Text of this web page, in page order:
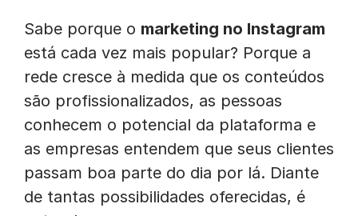
Sabe porque o marketing no Instagram
está cada vez mais popular? Porque a
rede cresce à medida que os conteúdos
são profissionalizados, as pessoas
conhecem o potencial da plataforma e
as empresas entendem que seus clientes
passam boa parte do dia por lá. Diante
de tantas possibilidades oferecidas, é